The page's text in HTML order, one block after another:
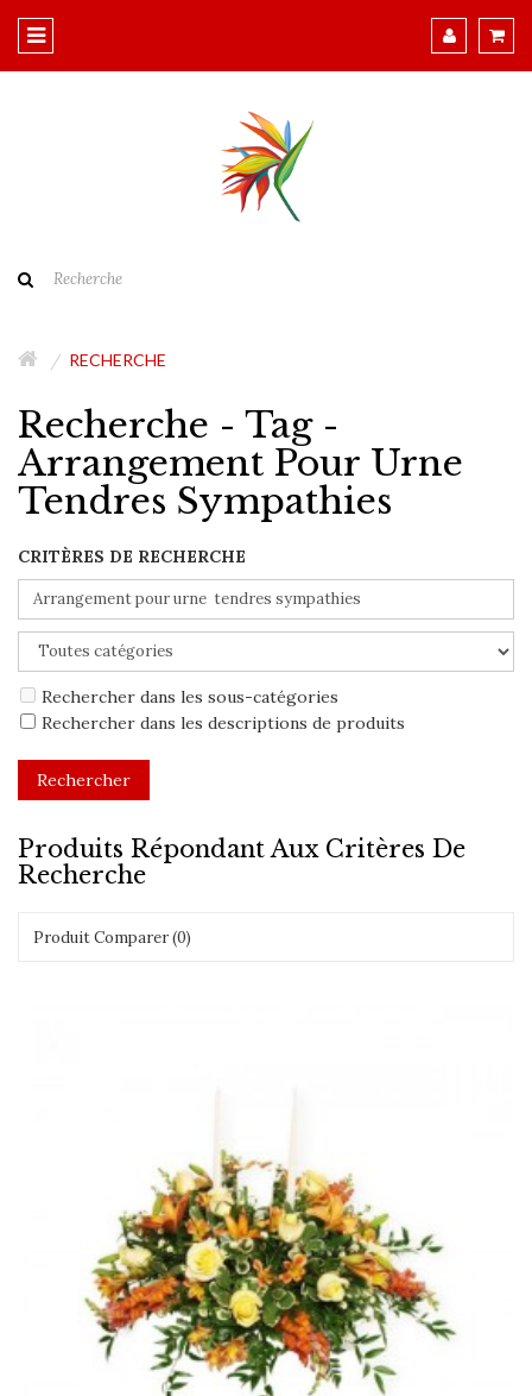
RECHERCHE
Recherche - Tag -
Arrangement Pour Urne
Tendres Sympathies
CRITÈRES DE RECHERCHE
Rechercher dans les sous-catégories
Rechercher dans les descriptions de produits
Produits Répondant Aux Critères De
Recherche
Produit Comparer (0)